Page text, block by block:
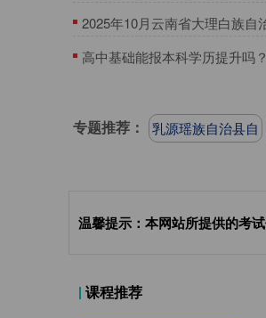
2025年10月云南省大理白族自
日起
高中基础能报本科学历提升吗？
专题推荐：
乳源瑶族自治县自
温馨提示：本网站所提供的考
课程推荐